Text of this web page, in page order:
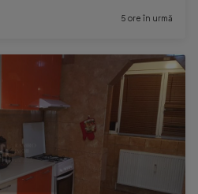
5 ore în urmă